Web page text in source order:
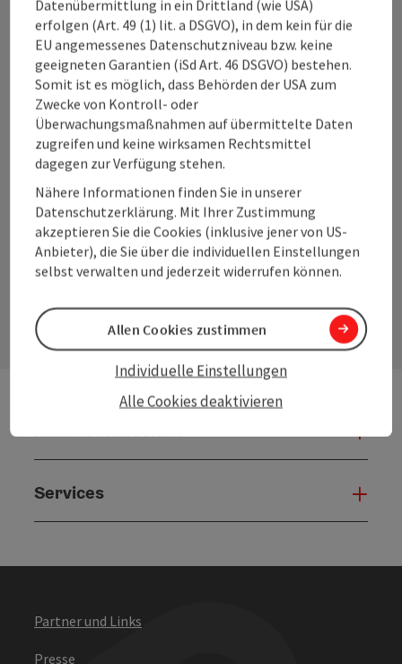
4041 Linz
+43 732 221022
info@oberoesterreich.at
InstagramFacebookYouTubePinterestTikTok
Kontaktformular
Andere Webseiten
Services
Partner und Links
Presse
Datenübermittlung in ein Drittland (wie USA)
erfolgen (Art. 49 (1) lit. a DSGVO), in dem kein für die
EU angemessenes Datenschutzniveau bzw. keine
geeigneten Garantien (iSd Art. 46 DSGVO) bestehen.
Somit ist es möglich, dass Behörden der USA zum
Zwecke von Kontroll- oder
Überwachungsmaßnahmen auf übermittelte Daten
zugreifen und keine wirksamen Rechtsmittel
dagegen zur Verfügung stehen.
Nähere Informationen finden Sie in unserer
Datenschutzerklärung. Mit Ihrer Zustimmung
akzeptieren Sie die Cookies (inklusive jener von US-
Anbieter), die Sie über die individuellen Einstellungen
selbst verwalten und jederzeit widerrufen können.
Alle Cookies deaktivieren
Individuelle Einstellungen
Allen Cookies zustimmen